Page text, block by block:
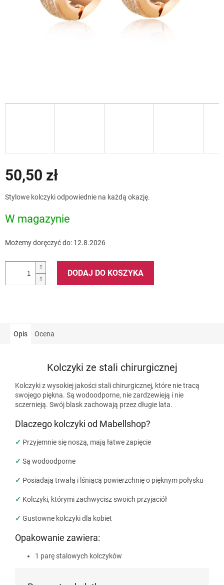
50,50 zł
jednostkowa:
Stylowe kolczyki odpowiednie na każdą okazję.
W magazynie
Możemy doręczyć do: 12.8.2026
DODAJ DO KOSZYKA
Opis Ocena
Kolczyki ze stali chirurgicznej
Kolczyki z wysokiej jakości stali chirurgicznej, które nie tracą
swojego piękna. Są wodoodporne, nie zardzewieją i nie
sczernieją. Swój blask zachowają przez długie lata.
Dlaczego kolczyki od Mabellshop?
✓ Przyjemnie się noszą, mają łatwe zapięcie
✓ Są wodoodporne
✓ Posiadają trwałą i lśniącą powierzchnię o pięknym połysku
✓ Kolczyki, którymi zachwycisz swoich przyjaciół
✓ Gustowne kolczyki dla kobiet
Opakowanie zawiera:
1 parę stalowych kolczyków